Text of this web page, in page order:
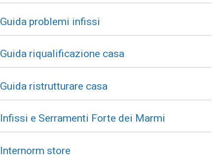
Guida problemi infissi
Guida riqualificazione casa
Guida ristrutturare casa
Infissi e Serramenti Forte dei Marmi
Internorm store